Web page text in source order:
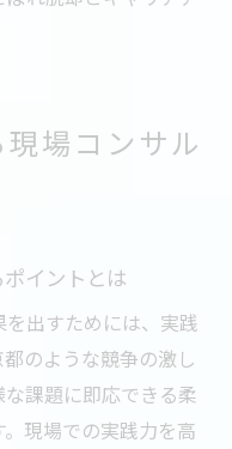
場コンサル
イントとは
出すためには、実践
のような競争の激し
課題に即応できる柔
現場での実践力を高